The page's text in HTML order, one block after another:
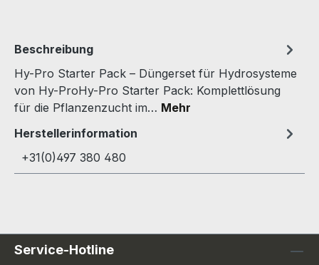
Beschreibung
Hy-Pro Starter Pack – Düngerset für Hydrosysteme
von Hy-ProHy-Pro Starter Pack: Komplettlösung
für die Pflanzenzucht im… Mehr
Herstellerinformation
+31(0)497 380 480
Service-Hotline